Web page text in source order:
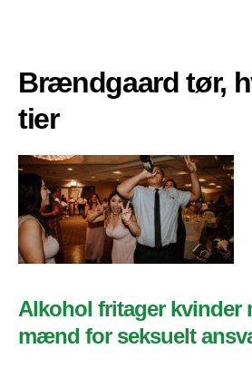
Brændgaard tør,
tier
Alkohol fritager kvinder
mænd for seksuelt